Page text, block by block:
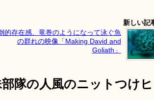
新しい記
的存在感、竜巻のようになって泳ぐ魚
の群れの映像「Making David and
Goliath」
隊の人風のニットつけヒ